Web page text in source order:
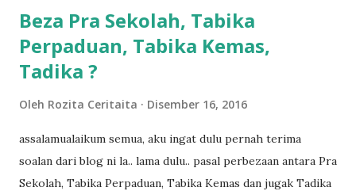
Beza Pra Sekolah, Tabika
Perpaduan, Tabika Kemas,
Tadika ?
Oleh Rozita Ceritaita Disember 16, 2016
assalamualaikum semua, aku ingat dulu pernah terima
soalan dari blog ni la.. lama dulu.. pasal perbezaan antara Pra
Sekolah, Tabika Perpaduan, Tabika Kemas dan jugak Tadika